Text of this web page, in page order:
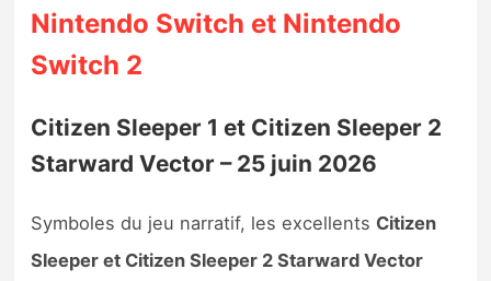
Nintendo Switch et Nintendo
Switch 2
Citizen Sleeper 1 et Citizen Sleeper 2
Starward Vector – 25 juin 2026
Symboles du jeu narratif, les excellents Citizen
Sleeper et Citizen Sleeper 2 Starward Vector